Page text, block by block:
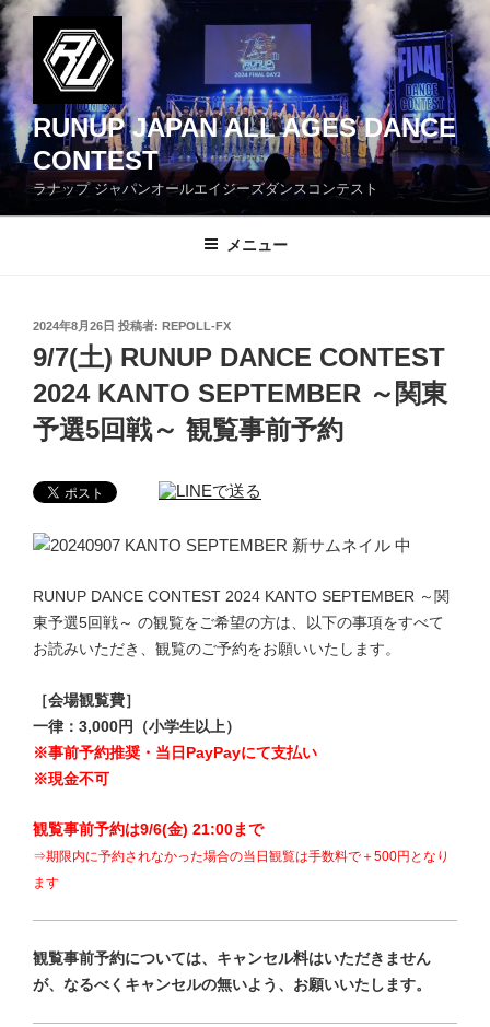
コ
ン
テ
ン
ツ
へ
ス
ッ
RUNUP JAPAN ALL AGES DANCE
CONTEST
ラナップ ジャパンオールエイジーズダンスコンテスト
メニュー
投
稿
日:
2024年8月26日 投稿者: REPOLL-FX
9/7(土) RUNUP DANCE CONTEST
2024 KANTO SEPTEMBER ～関東
予選5回戦～ 観覧事前予約
RUNUP DANCE CONTEST 2024 KANTO SEPTEMBER ～関
東予選5回戦～ の観覧をご希望の方は、以下の事項をすべて
お読みいただき、観覧のご予約をお願いいたします。
［会場観覧費］
一律：3,000円（小学生以上）
※事前予約推奨・当日PayPayにて支払い
※現金不可
観覧事前予約は9/6(金) 21:00まで
⇒期限内に予約されなかった場合の当日観覧は手数料で＋500円 となり
ます
観覧事前予約については、キャンセル料はいただきません
が、なるべくキャンセルの無いよう、お願いいたします。